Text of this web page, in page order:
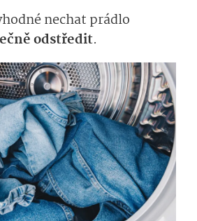
nechat prádlo
odstředit.